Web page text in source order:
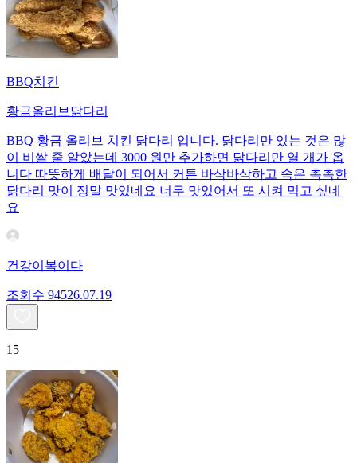
BBQ치킨
황금올리브닭다리
BBQ 황금 올리브 치킨 닭다리 입니다. 닭다리만 있는 것은 많
이 비쌀 줄 알았는데 3000 원만 추가하면 닭다리만 열 개가 옵
니다 따뜻하게 배달이 되어서 커튼 바삭바삭하고 속은 촉촉한
닭다리 맛이 정말 맛있네요 너무 맛있어서 또 시켜 먹고 싶네
요
건강이복이다
조회수 94526.07.19
15